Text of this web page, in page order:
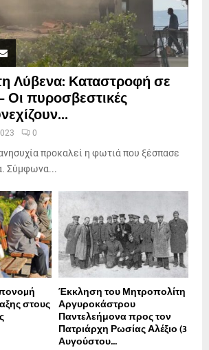
Λύβενα: Καταστροφή σε
Οι πυροσβεστικές
0
προκαλεί η φωτιά που ξέσπασε
Σύμφωνα...
στους
Έκκληση του Μητροπολίτη
Αργυροκάστρου
Παντελεήμονα προς τον
Πατριάρχη Ρωσίας Αλέξιο (3
Αυγούστου...